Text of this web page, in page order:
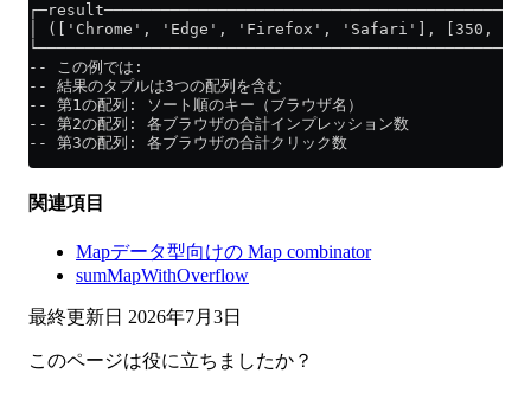
│ (['Chrome', 'Edge', 'Firefox', 'Safari'], [350,
-- この例では:
-- 結果のタプルは3つの配列を含む
-- 第1の配列: ソート順のキー（ブラウザ名）
-- 第2の配列: 各ブラウザの合計インプレッション数
-- 第3の配列: 各ブラウザの合計クリック数
関連項目
Mapデータ型向けの Map combinator
sumMapWithOverflow
最終更新日 2026年7月3日
このページは役に立ちましたか？